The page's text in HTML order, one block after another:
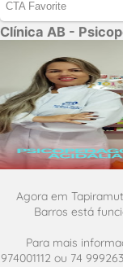
Clínica AB -
Agora em
Barros está
Para mais
974001112 ou 74